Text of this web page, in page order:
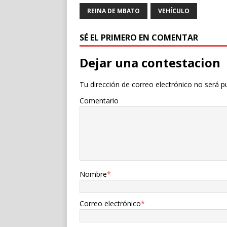
REINA DE MBATO VEHÍCULO
SÉ EL PRIMERO EN COMENTAR
Dejar una contestacion
Tu dirección de correo electrónico no será
Comentario
Nombre*
Correo electrónico*